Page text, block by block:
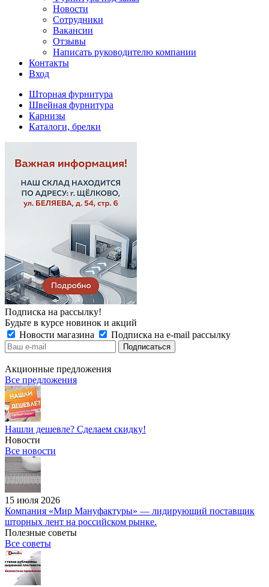
Новости
Сотрудники
Вакансии
Отзывы
Написать руководителю компании
Контакты
Вход
Шторная фурнитура
Швейная фурнитура
Карнизы
Каталоги, брелки
Подписка на рассылку!
Будьте в курсе новинок и акций
Новости магазина
Подписка на e-mail рассылку
Акционные предложения
Все предложения
Нашли дешевле? Сделаем скидку!
Новости
Все новости
15 июля 2026
Компания «Мир Мануфактуры» — лидирующий поставщик
шторных лент на российском рынке.
Полезные советы
Все советы